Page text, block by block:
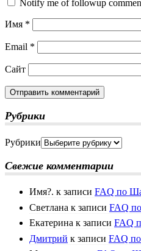
Notify me of followup
Имя *
Email *
Сайт
Рубрики
Рубрики
Свежие комментарии
Имя?. к записи FAQ по
Светлана к записи FAQ
Екатерина к записи FAQ
Дмитрий к записи FAQ